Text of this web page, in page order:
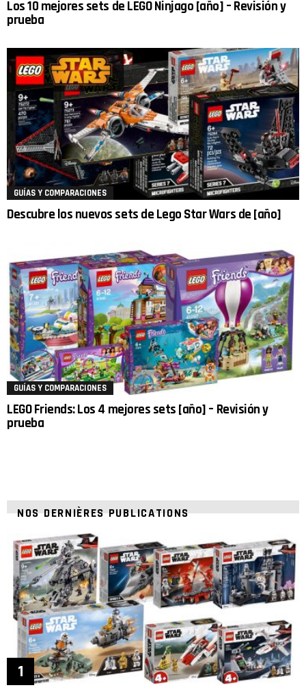
Los 10 mejores sets de LEGO Ninjago [año] – Revisión y
prueba
GUÍAS Y COMPARACIONES
Descubre los nuevos sets de Lego Star Wars de [año]
GUÍAS Y COMPARACIONES
LEGO Friends: Los 4 mejores sets [año] – Revisión y
prueba
NOS DERNIÈRES PUBLICATIONS